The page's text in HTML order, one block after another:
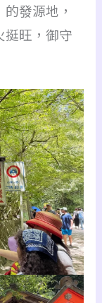
發源地，
挺旺，御守